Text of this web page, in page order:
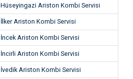
Hüseyingazi Ariston Kombi Servisi
İlker Ariston Kombi Servisi
İncek Ariston Kombi Servisi
İncirli Ariston Kombi Servisi
İvedik Ariston Kombi Servisi